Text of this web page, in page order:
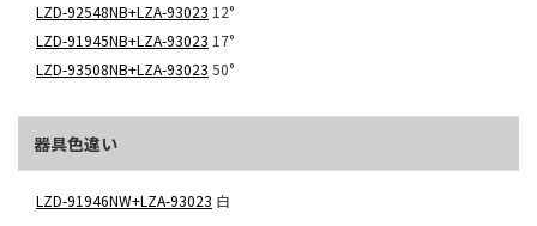
LZD-92548NB+LZA-93023 12°
LZD-91945NB+LZA-93023 17°
LZD-93508NB+LZA-93023 50°
器具色違い
LZD-91946NW+LZA-93023 白